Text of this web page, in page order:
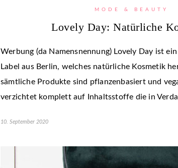
MODE & BEAUTY
Lovely Day: Natürliche
Werbung (da Namensnennung) Lovely Day ist
Label aus Berlin, welches natürliche Kosmetik
sämtliche Produkte sind pflanzenbasiert und
verzichtet komplett auf Inhaltsstoffe die in
10. September 2020